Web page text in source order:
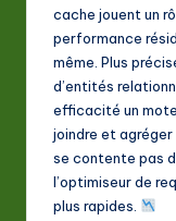
&
S
o
ft
w
cache jouent un
performance
même. Plus
d’entités
efficacité un
joindre et agréger
se contente pas
l’optimiseur de
plus rapides.